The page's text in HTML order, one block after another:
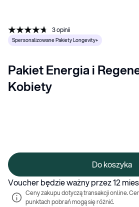
3opinii
Spersonalizowane Pakiety Longevity+
Pakiet Energia i
Kobiety
Do koszyka
Voucher będzie ważny przez 12
Ceny zakupu dotyczą transakcji online.
punktach pobrań mogą się różnić.